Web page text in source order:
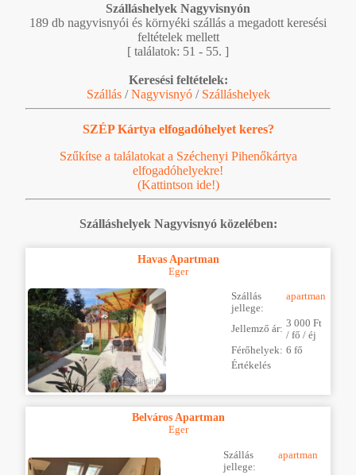
Szálláshelyek Nagyvisnyón
189 db nagyvisnyói és környéki szállás a megadott keresési
feltételek mellett
[ találatok: 51 - 55. ]
Keresési feltételek:
Szállás/Nagyvisnyó/ Szálláshelyek
SZÉP Kártya elfogadóhelyet keres?
Szűkítse a találatokat a Széchenyi Pihenőkártya
elfogadóhelyekre!
(Kattintson ide!)
Szálláshelyek Nagyvisnyó közelében:
Havas Apartman
Eger
Szállás
jellege:
apartman
Jellemző ár: 3 000 Ft
/ fő / éj
Férőhelyek: 6 fő
Értékelés
Belváros Apartman
Eger
Szállás
jellege:
apartman